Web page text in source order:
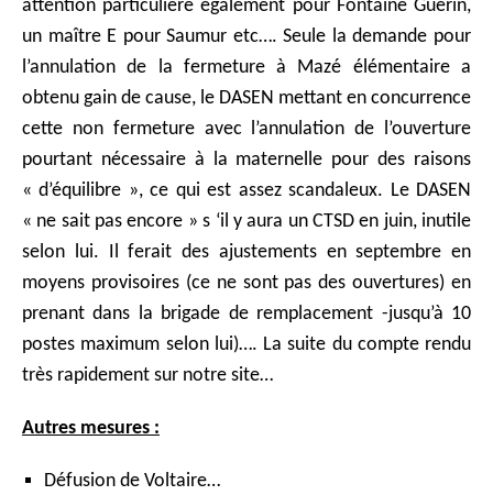
attention particulière également pour Fontaine Guérin,
un maître E pour Saumur etc…. Seule la demande pour
l’annulation de la fermeture à Mazé élémentaire a
obtenu gain de cause, le DASEN mettant en concurrence
cette non fermeture avec l’annulation de l’ouverture
pourtant nécessaire à la maternelle pour des raisons
« d’équilibre », ce qui est assez scandaleux. Le DASEN
« ne sait pas encore » s ‘il y aura un CTSD en juin, inutile
selon lui. Il ferait des ajustements en septembre en
moyens provisoires (ce ne sont pas des ouvertures) en
prenant dans la brigade de remplacement -jusqu’à 10
postes maximum selon lui)…. La suite du compte rendu
très rapidement sur notre site…
Autres mesures :
Défusion de Voltaire…